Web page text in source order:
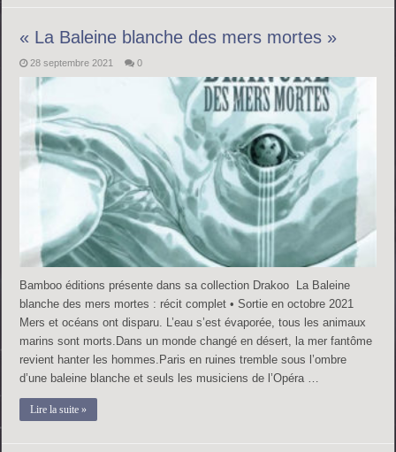
« La Baleine blanche des mers mortes »
28 septembre 2021 0
Bamboo éditions présente dans sa collection Drakoo La Baleine
blanche des mers mortes : récit complet • Sortie en octobre 2021
Mers et océans ont disparu. L’eau s’est évaporée, tous les animaux
marins sont morts.Dans un monde changé en désert, la mer fantôme
revient hanter les hommes.Paris en ruines tremble sous l’ombre
d’une baleine blanche et seuls les musiciens de l’Opéra …
Lire la suite »